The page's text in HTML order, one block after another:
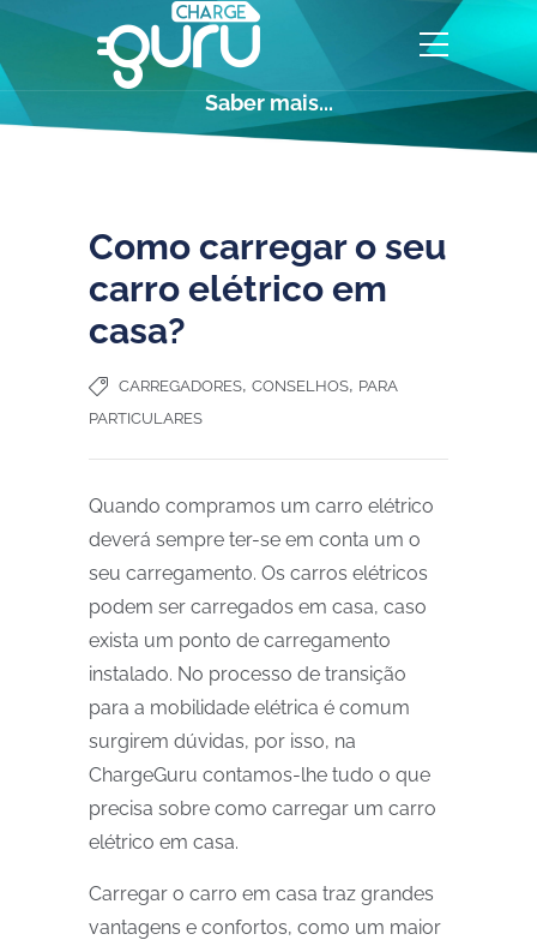
Saber mais...
Como carregar o seu
carro elétrico em
casa?
CARREGADORES, CONSELHOS, PARA
PARTICULARES
Quando compramos um carro elétrico
deverá sempre ter-se em conta um o
seu carregamento. Os carros elétricos
podem ser carregados em casa, caso
exista um ponto de carregamento
instalado. No processo de transição
para a mobilidade elétrica é comum
surgirem dúvidas, por isso, na
ChargeGuru contamos-lhe tudo o que
precisa sobre como carregar um carro
elétrico em casa.
Carregar o carro em casa traz grandes
vantagens e confortos, como um maior